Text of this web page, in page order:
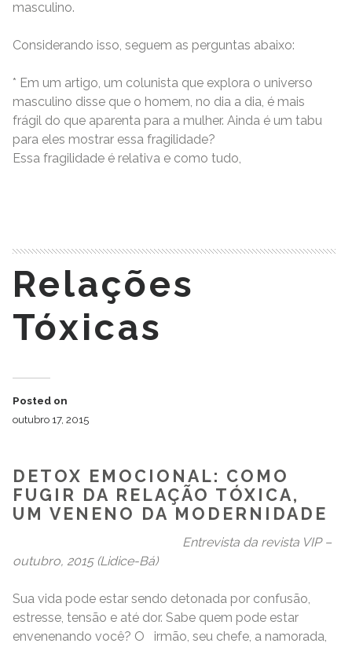
masculino.
Considerando isso, seguem as perguntas abaixo:
* Em um artigo, um colunista que explora o universo
masculino disse que o homem, no dia a dia, é mais
frágil do que aparenta para a mulher. Ainda é um tabu
para eles mostrar essa fragilidade?
Essa fragilidade é relativa e como tudo,
Relações
Tóxicas
Posted on
outubro 17, 2015
DETOX EMOCIONAL: COMO
FUGIR DA RELAÇÃO TÓXICA,
UM VENENO DA MODERNIDADE
Entrevista da revista VIP –
outubro, 2015 (Lidice-Bá)
Sua vida pode estar sendo detonada por confusão,
estresse, tensão e até dor. Sabe quem pode estar
envenenando você? O irmão, seu chefe, a namorada,